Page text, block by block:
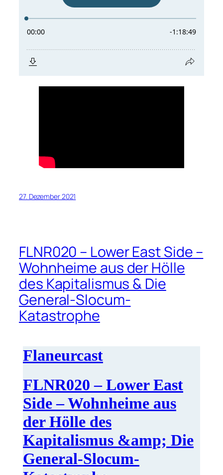
27. Dezember 2021
FLNR020 – Lower East Side –
Wohnheime aus der Hölle
des Kapitalismus & Die
General-Slocum-
Katastrophe